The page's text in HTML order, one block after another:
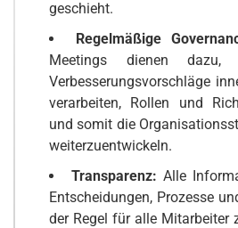
geschieht.
Regelmäßige
Meetings dienen dazu,
Verbesserungsvorschläge
verarbeiten, Rollen und
und somit die
weiterzuentwickeln.
Transparenz: Alle
Entscheidungen, Prozesse
der Regel für alle Mitarbeiter